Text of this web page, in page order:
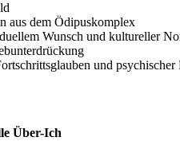
aus dem Ödipuskomplex
Wunsch und kultureller
und psychischer
Über-Ich